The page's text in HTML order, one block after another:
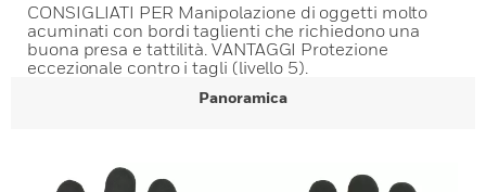
CONSIGLIATI PER Manipolazione di oggetti molto
acuminati con bordi taglienti che richiedono una
buona presa e tattilità. VANTAGGI Protezione
eccezionale contro i tagli (livello 5).
Panoramica